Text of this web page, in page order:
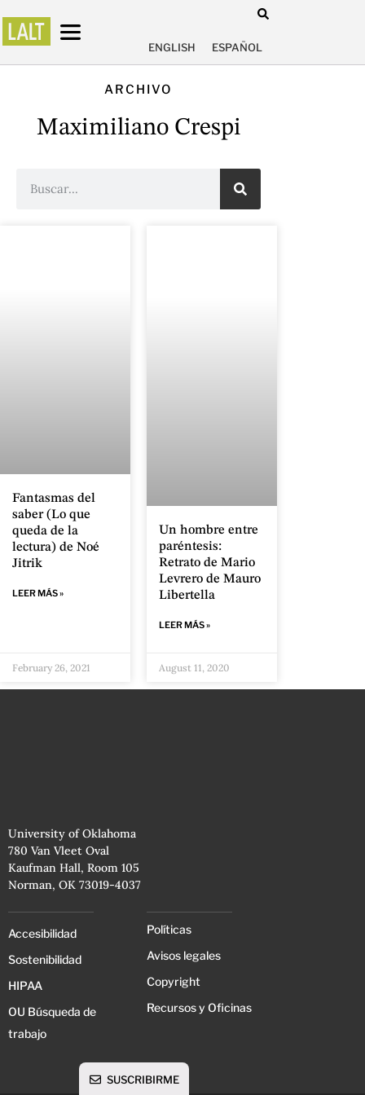
ENGLISH ESPAÑOL
ARCHIVO
Maximiliano Crespi
Fantasmas del
saber (Lo que
queda de la
lectura) de Noé
Jitrik
LEER MÁS »
February 26, 2021
Un hombre entre
paréntesis:
Retrato de Mario
Levrero de Mauro
Libertella
LEER MÁS »
August 11, 2020
University of Oklahoma
780 Van Vleet Oval
Kaufman Hall, Room 105
Norman, OK 73019-4037
Accesibilidad
Sostenibilidad
HIPAA
OU Búsqueda de
trabajo
Políticas
Avisos legales
Copyright
Recursos y Oficinas
SUSCRIBIRME